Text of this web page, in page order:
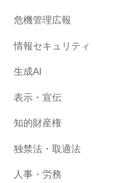
危機管理広報
情報セキュリティ
生成AI
表示・宣伝
知的財産権
独禁法・取適法
人事・労務